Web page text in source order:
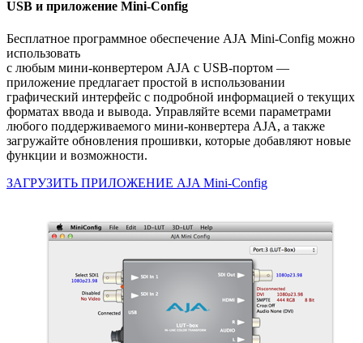
USB и приложение Mini-Config
Бесплатное программное обеспечение AJA Mini-Config можно
использовать
с любым мини-конвертером AJA с USB-портом —
приложение предлагает простой в использовании
графический интерфейс с подробной информацией о текущих
форматах ввода и вывода. Управляйте всеми параметрами
любого поддерживаемого мини-конвертера AJA, а также
загружайте обновления прошивки, которые добавляют новые
функции и возможности.
ЗАГРУЗИТЬ ПРИЛОЖЕНИЕ AJA Mini-Config